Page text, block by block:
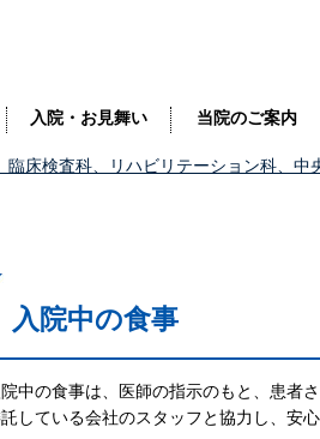
入院・お見舞い 当院のご案内
床検査科、リハビリテーション科、中
入院中の食事
院中の食事は、医師の指示のもと、患者
している会社のスタッフと協力し、安